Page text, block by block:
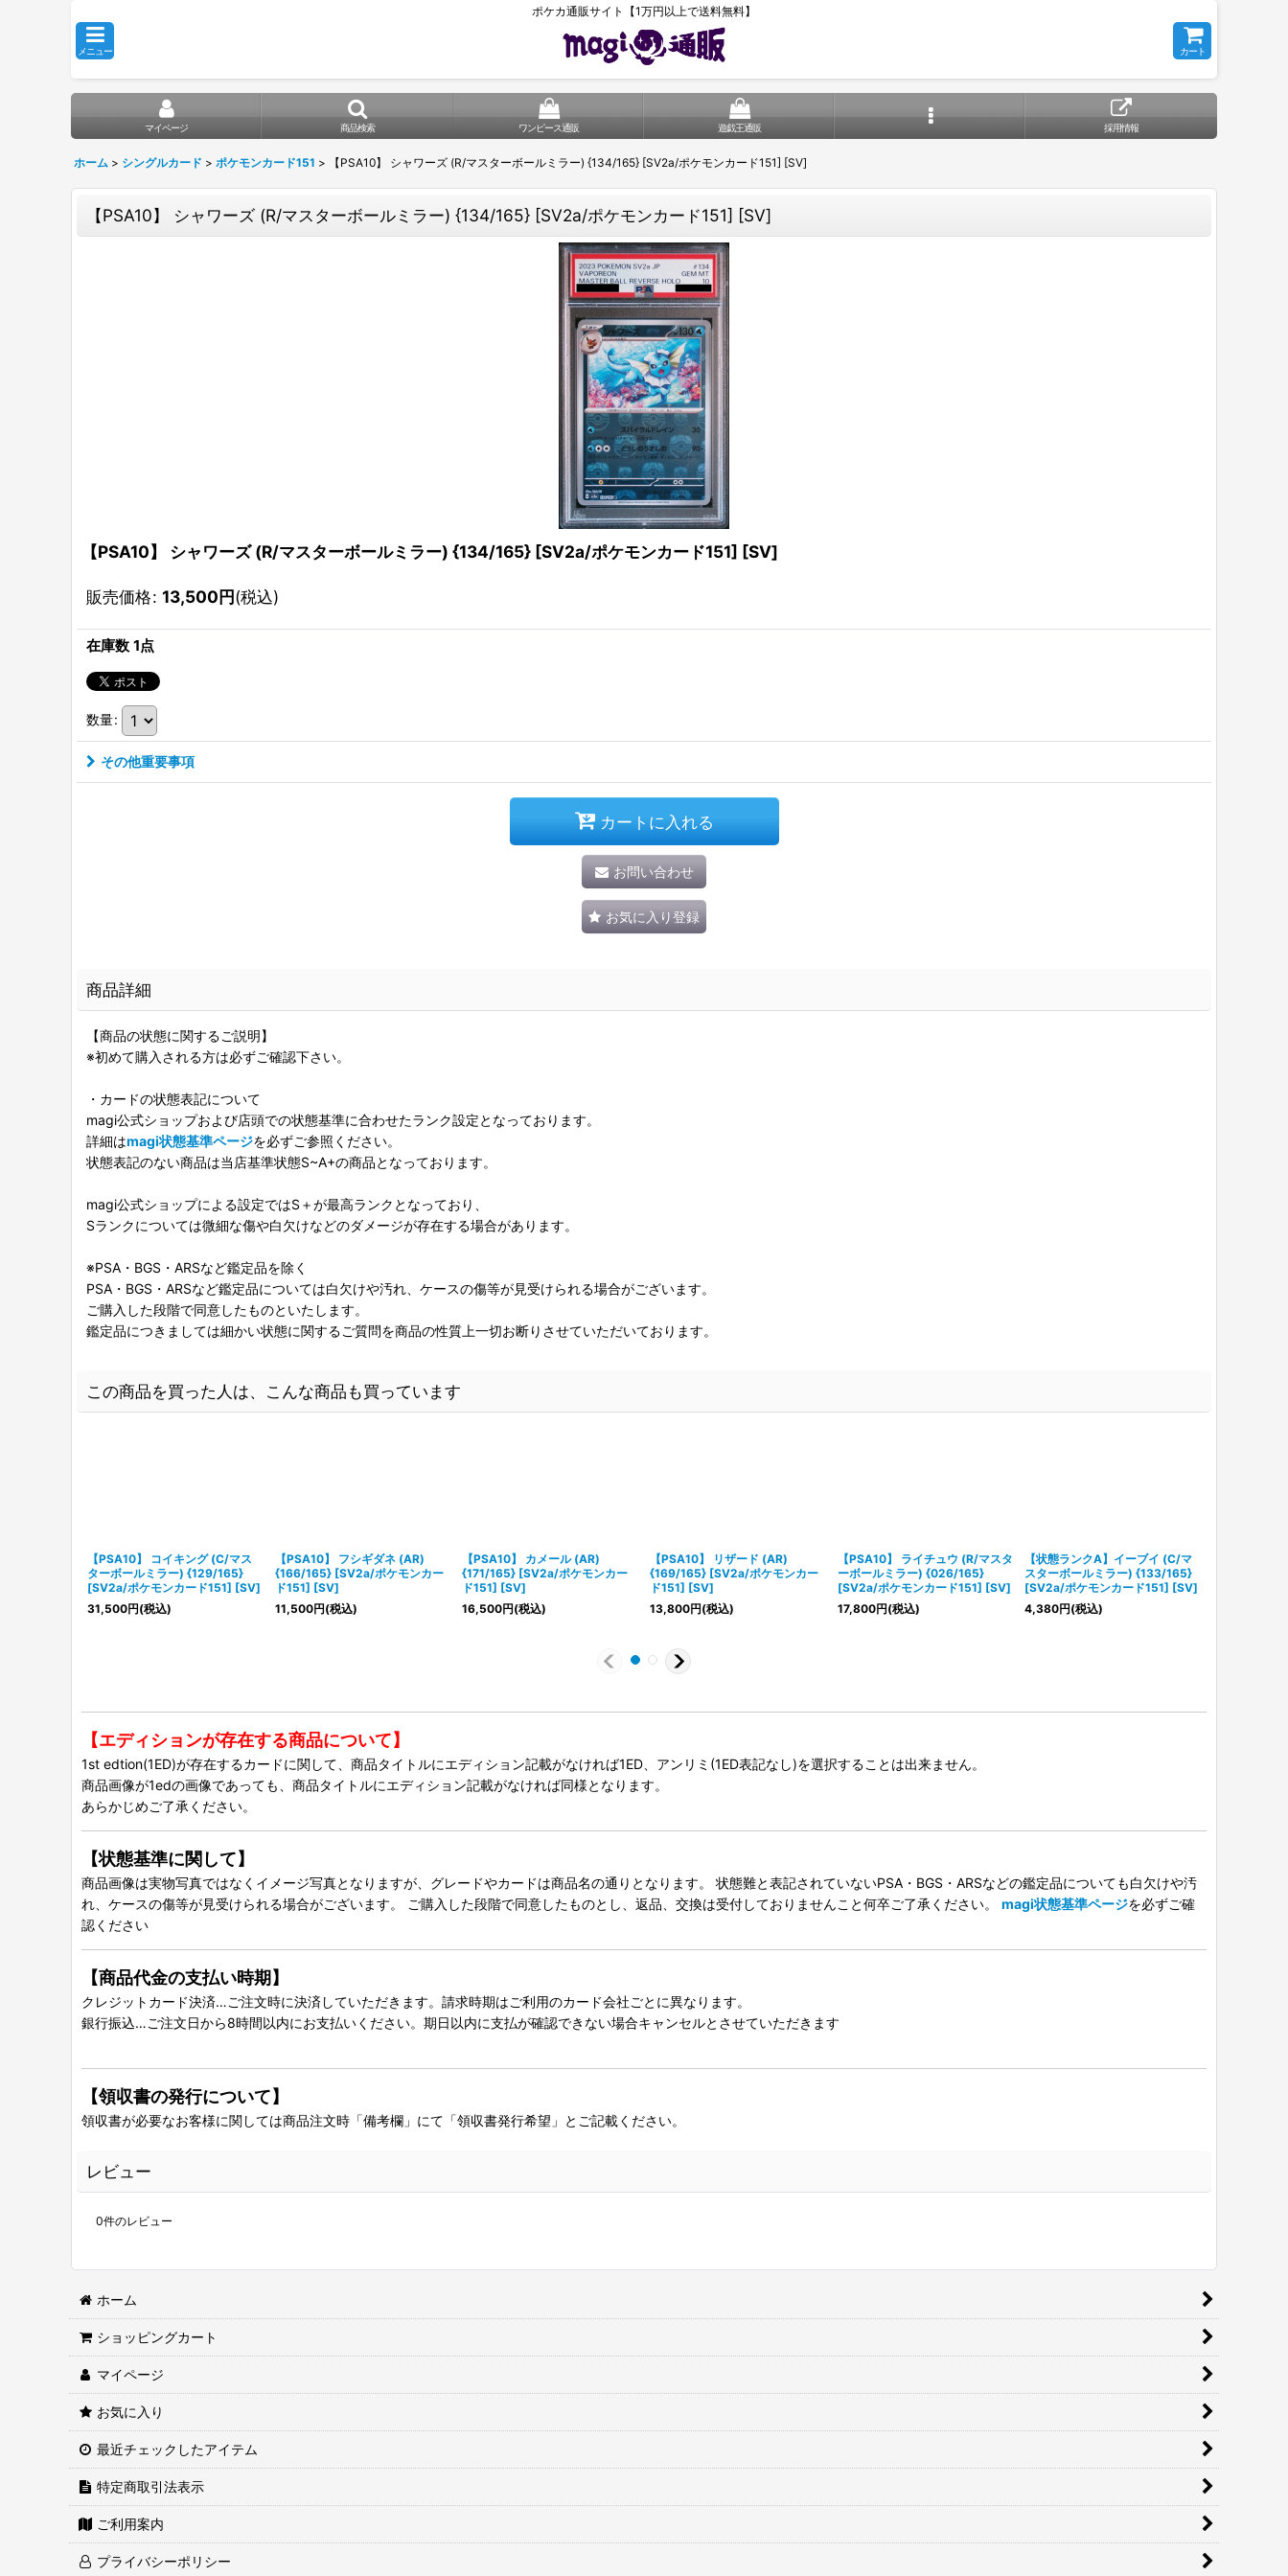
ポケカ通販サイト【1万円以上で送料無料】
メニュー カート
マイページ 商品検索 ワンピース通販 遊戯王通販 採用情報
ホーム > シングルカード > ポケモンカード151 > 【PSA10】 シャワーズ (R/マスターボールミラー) {134/165} [SV2a/ポケモンカード151] [SV]
【PSA10】 シャワーズ (R/マスターボールミラー) {134/165} [SV2a/ポケモンカード151] [SV]
【PSA10】 シャワーズ (R/マスターボールミラー) {134/165} [SV2a/ポケモンカード151] [SV]
販売価格: 13,500円(税込)
在庫数 1点
数量:
その他重要事項
カートに入れる
お問い合わせ
お気に入り登録
商品詳細
【商品の状態に関するご説明】
※初めて購入される方は必ずご確認下さい。
・カードの状態表記について
magi公式ショップおよび店頭での状態基準に合わせたランク設定となっております。
詳細はmagi状態基準ページを必ずご参照ください。
状態表記のない商品は当店基準状態S~A+の商品となっております。
magi公式ショップによる設定ではS＋が最高ランクとなっており、
Sランクについては微細な傷や白欠けなどのダメージが存在する場合があります。
※PSA・BGS・ARSなど鑑定品を除く
PSA・BGS・ARSなど鑑定品については白欠けや汚れ、ケースの傷等が見受けられる場合がございます。
ご購入した段階で同意したものといたします。
鑑定品につきましては細かい状態に関するご質問を商品の性質上一切お断りさせていただいております。
この商品を買った人は、こんな商品も買っています
【PSA10】 コイキング (C/マス
ターボールミラー) {129/165}
[SV2a/ポケモンカード151] [SV]
31,500円(税込)
【PSA10】 フシギダネ (AR)
{166/165} [SV2a/ポケモンカー
ド151] [SV]
11,500円(税込)
【PSA10】 カメール (AR)
{171/165} [SV2a/ポケモンカー
ド151] [SV]
16,500円(税込)
【PSA10】 リザード (AR)
{169/165} [SV2a/ポケモンカー
ド151] [SV]
13,800円(税込)
【PSA10】 ライチュウ (R/マスタ
ーボールミラー) {026/165}
[SV2a/ポケモンカード151] [SV]
17,800円(税込)
【状態ランクA】イーブイ (C/マ
スターボールミラー) {133/165}
[SV2a/ポケモンカード151] [SV]
4,380円(税込)
【エディションが存在する商品について】
1st edtion(1ED)が存在するカードに関して、商品タイトルにエディション記載がなければ1ED、アンリミ(1ED表記なし)を選択することは出来ません。
商品画像が1edの画像であっても、商品タイトルにエディション記載がなければ同様となります。
あらかじめご了承ください。
【状態基準に関して】
商品画像は実物写真ではなくイメージ写真となりますが、グレードやカードは商品名の通りとなります。 状態難と表記されていないPSA・BGS・ARSなどの鑑定品についても白欠けや汚
れ、ケースの傷等が見受けられる場合がございます。 ご購入した段階で同意したものとし、返品、交換は受付しておりませんこと何卒ご了承ください。 magi状態基準ページを必ずご確
認ください
【商品代金の支払い時期】
クレジットカード決済…ご注文時に決済していただきます。請求時期はご利用のカード会社ごとに異なります。
銀行振込…ご注文日から8時間以内にお支払いください。期日以内に支払が確認できない場合キャンセルとさせていただきます
【領収書の発行について】
領収書が必要なお客様に関しては商品注文時「備考欄」にて「領収書発行希望」とご記載ください。
レビュー
0件のレビュー
ホーム
ショッピングカート
マイページ
お気に入り
最近チェックしたアイテム
特定商取引法表示
ご利用案内
プライバシーポリシー